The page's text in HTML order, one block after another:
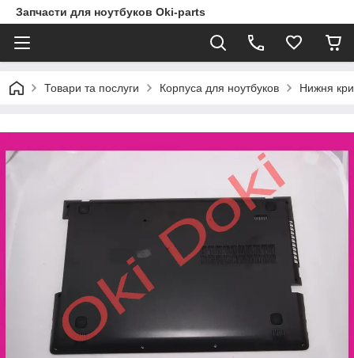
Запчасти для ноутбуков Oki-parts
Товари та послуги Корпуса для ноутбуков Нижня